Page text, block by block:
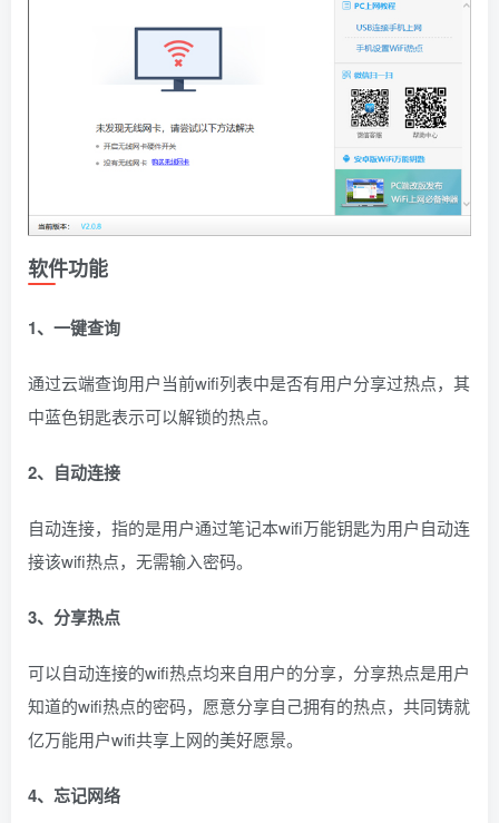
软件功能
1、一键查询
通过云端查询用户当前wifi列表中是否有用户分享过热点，其
中蓝色钥匙表示可以解锁的热点。
2、自动连接
自动连接，指的是用户通过笔记本wifi万能钥匙为用户自动连
接该wifi热点，无需输入密码。
3、分享热点
可以自动连接的wifi热点均来自用户的分享，分享热点是用户
知道的wifi热点的密码，愿意分享自己拥有的热点，共同铸就
亿万能用户wifi共享上网的美好愿景。
4、忘记网络